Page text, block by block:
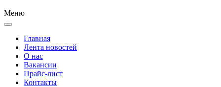
Меню
Главная
Лента новостей
О нас
Вакансии
Прайс-лист
Контакты